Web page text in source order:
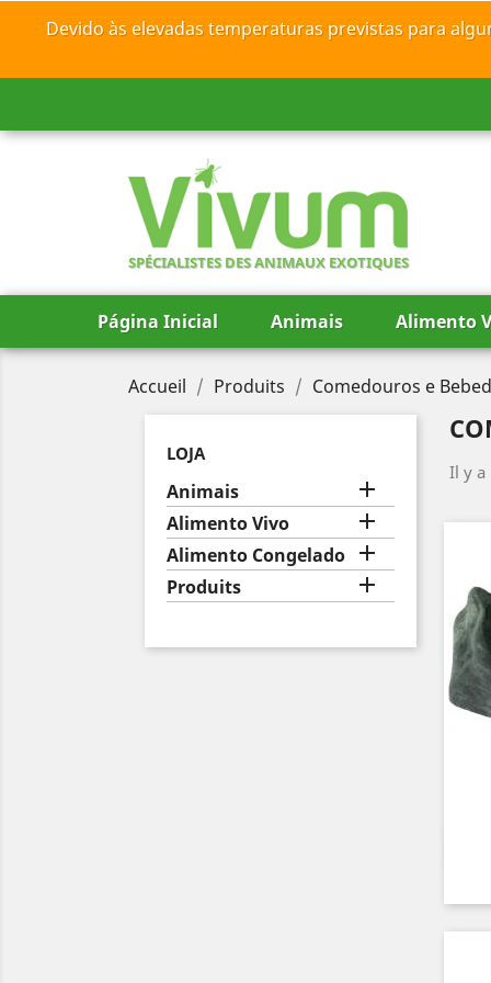
Devido às elevadas temperaturas previstas para
SPÉCIALISTES DES ANIMAUX EXOTIQUES
Página Inicial Animais Alimento
Accueil Produits Comedouros e
LOJA
Animais 
Alimento Vivo 
Alimento Congelado 
Produits 
Il y a